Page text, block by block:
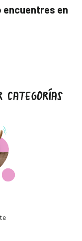
encuentres en